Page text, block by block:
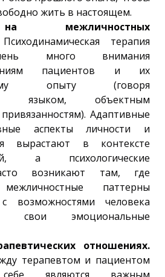
жить в настоящем.
межличностных
Психодинамическая терапия
много внимания
пациентов и их
опыту (говоря
языком, объектным
Адаптивные
аспекты личности и
вырастают в контексте
а психологические
возникают там, где
паттерны
с возможностями человека
свои эмоциональные
отношениях.
терапевтом и пациентом